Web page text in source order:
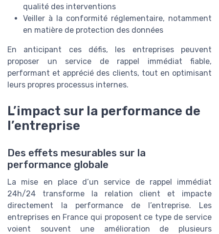
qualité des interventions
Veiller à la conformité réglementaire, notamment
en matière de protection des données
En anticipant ces défis, les entreprises peuvent
proposer un service de rappel immédiat fiable,
performant et apprécié des clients, tout en optimisant
leurs propres processus internes.
L’impact sur la performance de
l’entreprise
Des effets mesurables sur la
performance globale
La mise en place d’un service de rappel immédiat
24h/24 transforme la relation client et impacte
directement la performance de l’entreprise. Les
entreprises en France qui proposent ce type de service
voient souvent une amélioration de plusieurs